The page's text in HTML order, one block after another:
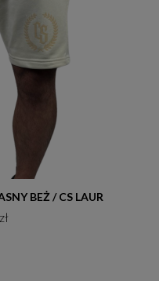
BEŻ / CS LAUR